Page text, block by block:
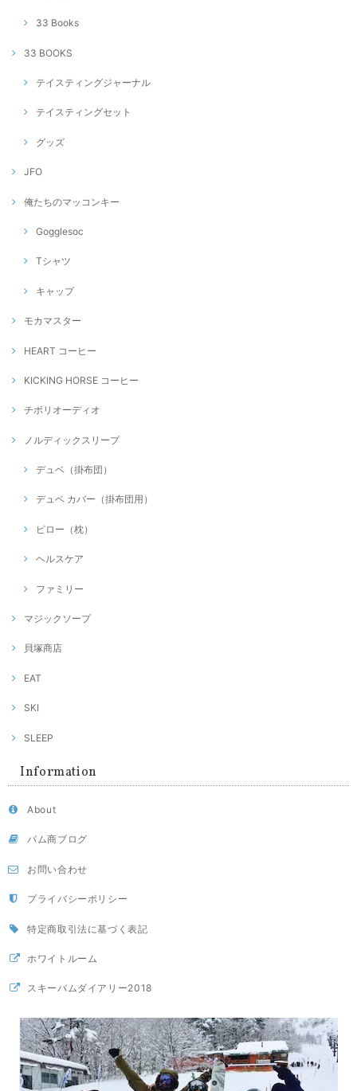
33 Books
33 BOOKS
テイスティングジャーナル
テイスティングセット
グッズ
JFO
俺たちのマッコンキー
Gogglesoc
Tシャツ
キャップ
モカマスター
HEART コーヒー
KICKING HORSE コーヒー
チボリオーディオ
ノルディックスリープ
デュベ（掛布団）
デュベ カバー（掛布団用）
ピロー（枕）
ヘルスケア
ファミリー
マジックソープ
貝塚商店
EAT
SKI
SLEEP
Information
About
バム商ブログ
お問い合わせ
プライバシーポリシー
特定商取引法に基づく表記
ホワイトルーム
スキーバムダイアリー2018